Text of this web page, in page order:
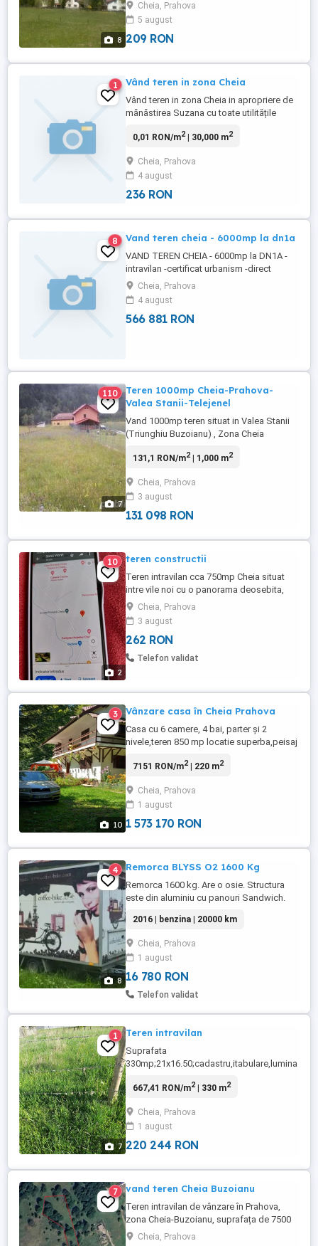
8
suprafață de 760 mp, utilitățile sunt la
drumul auto. Pe acest teren se poate ...
Cheia, Prahova
5 august
209 RON
1 Vând teren in zona Cheia
Vând teren in zona Cheia in apropriere de
mănăstirea Suzana cu toate utilitățile
280 m pădure în spate,izvoare in
se poate construi hotel sau tot ce tine de
zona turistica,terenul este plat preț 45
euro negociabil pe metrul ...
0,01 RON/m2| 30,000 m2
Cheia, Prahova
4 august
236 RON
8 Vand teren cheia - 6000mp la dn1a
VAND TEREN CHEIA - 6000mp la DN1A -
intravilan -certificat urbanism -direct
proprietar -Pret 18euro/mp - telefon :
Cheia, Prahova
4 august
566 881 RON
7
110
Teren 1000mp Cheia-Prahova-
Valea Stanii-Telejenel
Vand 1000mp teren situat in Valea Stanii
(Triunghiu Buzoianu) , Zona Cheia
Bucuresti. Peisaj pitoresc-Creasta
apropiere CheiaOffRoadPark. Zona in
dezvoltare. Parcela este dreapta si nu are
denivelari. Cabane si case in vecinatati.
131,1 RON/m2| 1,000 m2
Cheia, Prahova
3 august
131 098 RON
2
10 teren constructii
Teren intravilan cca 750mp Cheia situat
intre vile noi cu o panorama deosebita,
zona cu specific turistic, toate
utilitatile(apa curent electric canalizare),
acces pe drum de servitute, siguranta
maxima. teren platou, zona deosebita. Aer
ozonat, priveliste superba a muntilor
Cheia, Prahova
3 august
262 RON
Telefon validat
10
3 Vânzare casa în Cheia Prahova
Casa cu 6 camere, 4 bai, parter și 2
nivele,teren 850 mp locatie superba,peisaj
prin fata casei trece paraulNegru, Peste
încălzire centrala, apa curenta și
canalizare ( fosa).
7151 RON/m2| 220 m2
Cheia, Prahova
1 august
1 573 170 RON
8
4 Remorca BLYSS O2 1600 Kg
Remorca 1600 kg. Are o osie. Structura
este din aluminiu cu panouri Sandwich.
x 2 m inaltime A fost utilizata pentru
transportul unei biciclete artizanale cu
cafea la evenimente. An de fabricație
2016. Stare foarte bună. Are cabestan
pentru tractarea bicicletei ...
2016 | benzina | 20000 km
Cheia, Prahova
1 august
16 780 RON
Telefon validat
7
1 Teren intravilan
Suprafata
330mp;21x16.50;cadastru,itabulare,lumina
D1A este 50m.
667,41 RON/m2| 330 m2
Cheia, Prahova
1 august
220 244 RON
7 vand teren Cheia Buzoianu
Teren intravilan de vânzare în Prahova,
zona Cheia-Buzoianu, suprafața de 7500
mp, preț negociabil. Deschidere la drum
Cheia, Prahova